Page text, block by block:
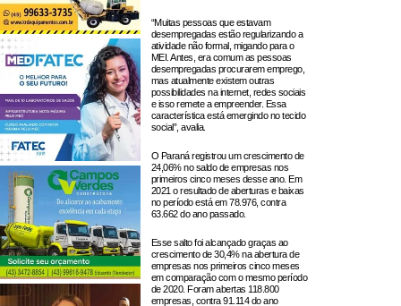
“Muitas pessoas que estavam
desempregadas estão regularizando a
atividade não formal, migando para o
MEI. Antes, era comum as pessoas
desempregadas procurarem emprego,
mas atualmente existem outras
possibilidades na internet, redes sociais
e isso remete a empreender. Essa
característica está emergindo no tecido
social”, avalia.
O Paraná registrou um crescimento de
24,06% no saldo de empresas nos
primeiros cinco meses desse ano. Em
2021 o resultado de aberturas e baixas
no período está em 78.976, contra
63.662 do ano passado.
Esse salto foi alcançado graças ao
crescimento de 30,4% na abertura de
empresas nos primeiros cinco meses
em comparação com o mesmo período
de 2020. Foram abertas 118.800
empresas, contra 91.114 do ano